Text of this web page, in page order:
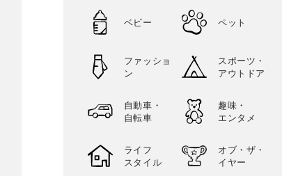
ベビー ペット
ファッショ
ン
スポーツ・
アウトドア
自動車・
自転車
趣味・
エンタメ
ライフ
スタイル
オブ・ザ・
イヤー